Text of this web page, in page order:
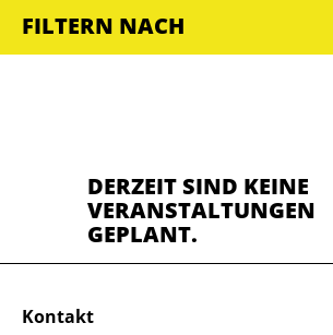
FILTERN NACH
DERZEIT SIND KEINE
VERANSTALTUNGEN
GEPLANT.
Kontakt